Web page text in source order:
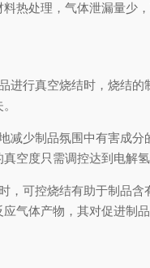
热处理，气体泄漏量少
行真空烧结时，烧结的
少制品氛围中有害成分
空度只需调控达到电解
可控烧结有助于制品含
气体产物，其对促进制